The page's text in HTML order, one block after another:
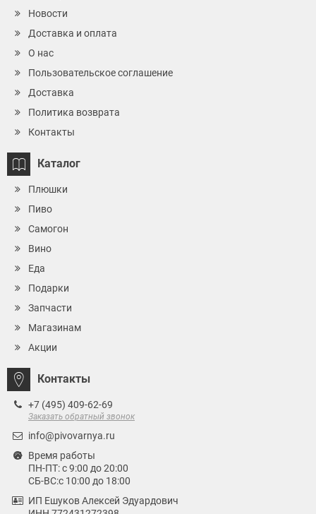
Новости
Доставка и оплата
О нас
Пользовательское соглашение
Доставка
Политика возврата
Контакты
Каталог
Плюшки
Пиво
Самогон
Вино
Еда
Подарки
Запчасти
Магазинам
Акции
Контакты
+7 (495) 409-62-69
Заказать обратный звонок
info@pivovarnya.ru
Время работы
ПН-ПТ: с 9:00 до 20:00
СБ-ВС:с 10:00 до 18:00
ИП Ешуков Алексей Эдуардович